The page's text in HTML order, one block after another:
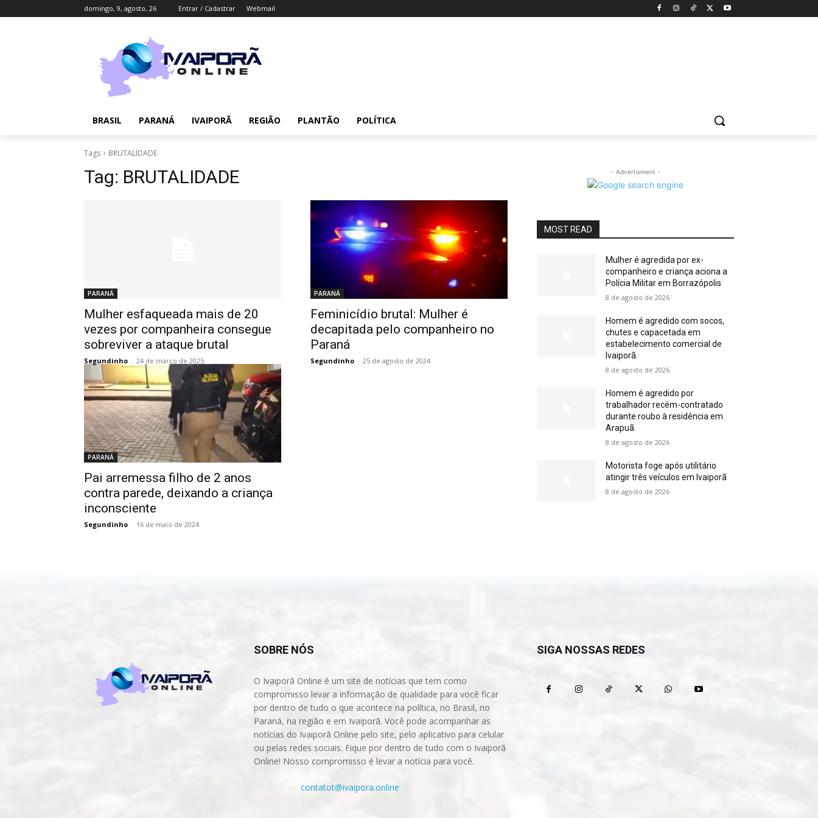
domingo, 9, agosto, 26 Entrar / Cadastrar Webmail
BRASIL PARANÁ IVAIPORÃ REGIÃO PLANTÃO POLÍTICA
Tags BRUTALIDADE
Tag: BRUTALIDADE
PARANÁ
Mulher esfaqueada mais de 20
vezes por companheira consegue
sobreviver a ataque brutal
Segundinho - 24 de março de 2025
PARANÁ
Feminicídio brutal: Mulher é
decapitada pelo companheiro no
Paraná
Segundinho - 25 de agosto de 2024
PARANÁ
Pai arremessa filho de 2 anos
contra parede, deixando a criança
inconsciente
Segundinho - 16 de maio de 2024
- Advertisment -
MOST READ
Mulher é agredida por ex-
companheiro e criança aciona a
Polícia Militar em Borrazópolis
8 de agosto de 2026
Homem é agredido com socos,
chutes e capacetada em
estabelecimento comercial de
Ivaiporã
8 de agosto de 2026
Homem é agredido por
trabalhador recém-contratado
durante roubo à residência em
Arapuã
8 de agosto de 2026
Motorista foge após utilitário
atingir três veículos em Ivaiporã
8 de agosto de 2026
SOBRE NÓS
O Ivaiporã Online é um site de notícias que tem como
compromisso levar a informação de qualidade para você ficar
por dentro de tudo o que acontece na política, no Brasil, no
Paraná, na região e em Ivaiporã. Você pode acompanhar as
notícias do Ivaiporã Online pelo site, pelo aplicativo para celular
ou pelas redes sociais. Fique por dentro de tudo com o Ivaiporã
Online! Nosso compromisso é levar a notícia para você.
contatot@ivaipora.online
SIGA NOSSAS REDES